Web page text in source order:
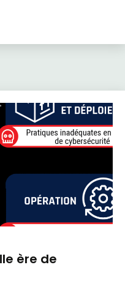
ère de